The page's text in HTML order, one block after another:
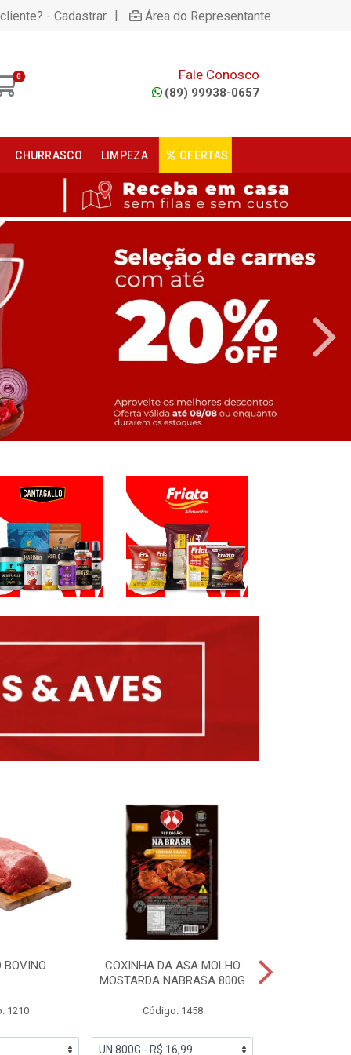
- Cadastrar | Área do Representante
0 Fale Conosco
(89) 99938-0657
CHURRASCO LIMPEZA OFERTAS
BOVINO
1210
COXINHA DA ASA MOLHO
MOSTARDA NABRASA 800G
Código: 1458